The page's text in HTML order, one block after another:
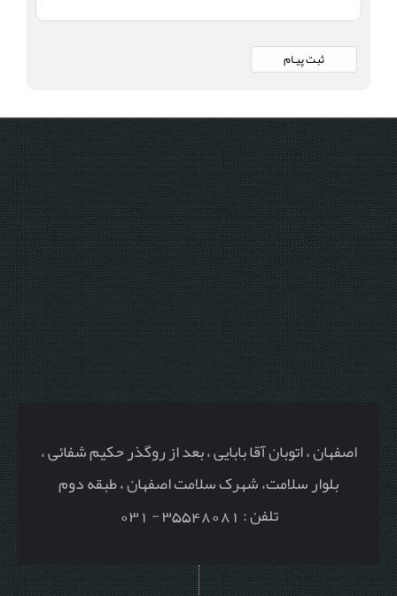
اصفهان ، اتوبان آقا بابایی ، بعد از روگذر حکیم شفائی ،
بلوار سلامت، شهرک سلامت اصفهان ، طبقه دوم
تلفن : 35548081 - 031